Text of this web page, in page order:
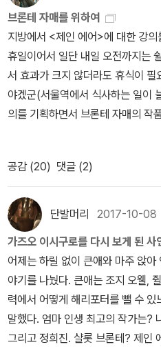
르고 작품간에는 어떤 연관성이 있
시점에서는 그렇다...
서 영미소설을 강의해오다가 1996
호 교수를 기념하기 위해 스물여섯
대한 외국 논문을 번역하는 일을 기
명의 제자 모두 여성이다. * [절판] 케이트 밀렛 《성 정
치학》 (이후, 2009)* 샬럿 브론테
0) 조정호 교수도 이 책의 집필에 참여했는데, 그녀는 케이트 밀
렛(Kate Millett)의 《성 정치학》(
역했다. 조 교수는 샬럿 브론테
분석한 밀렛의 글을 논문 형태로 편
1. 메리 울스턴크래프트(Mary Wollstonecraft)
* 메리 울스턴크래프트 《메리 / 마리아 / 마틸다》 (한국문화사, 201
8)* 메리 울스턴크래프트 《여권의 옹호》 (연암서가, 2014) 『여
성의 학대 혹은 마리아』 - 소설적
2. 제인 오스틴(Jane Austen) * 제인 오스
드 파크》 (시공사, 2016) 1) 『맨스필드공원』과 노예 제도의 역학
조셉 류 / 김정숙 2) 조정된 증오 - 제인 오스틴의 작품 이해 D. W.
하딩 / 윤미경 3. 메리 셸리(Mary Shelley) * 메
브론테 자매를 위하여
지방에서 <제인 에어>에 대한 강
휴일이어서 일단 내일 오전까지는
서 효과가 크지 않더라도 휴식이
야겠군(서울역에서 식사하는 일이
의를 기획하면서 브론테 자매의
보가 되는 것은 앤 브론테의 <아
모두 살럿의 작품들이다. <폭풍의
데 반해서 살럿은 <제인 에어> 외
가장 먼저 썼지만 사후에 발표된 <
849), <빌레트>(1853)가 그 목록
되지 않았기에 우리가 더읽어볼 수
편이다.하지만 최종적으로는 일정
리시스>를 넣으면서다) 한 작품도
우선순위를 꼽자면 <교수>, <빌
순이다. 가을의 영국문학기행 전에
는 별도로 살럿 브론테의 전기도
공감 (20) 댓글 (2)
단발머리 2017-10-08
가즈오 이시구로를 다시 보게 된 사
어제는 하릴 없이 큰애와 마주 앉아
야기를 나눴다. 큰애는 조지 오웰,
력에서 어떻게 해리포터를 뺄 수
말했다. 엄마 인생 최고의 작가는?
그리고 정희진. 샬롯 브론테? 제인